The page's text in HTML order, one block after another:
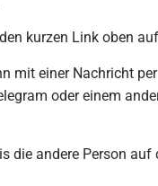
kurzen Link oben
mit einer Nachricht
oder einem
die andere Person auf